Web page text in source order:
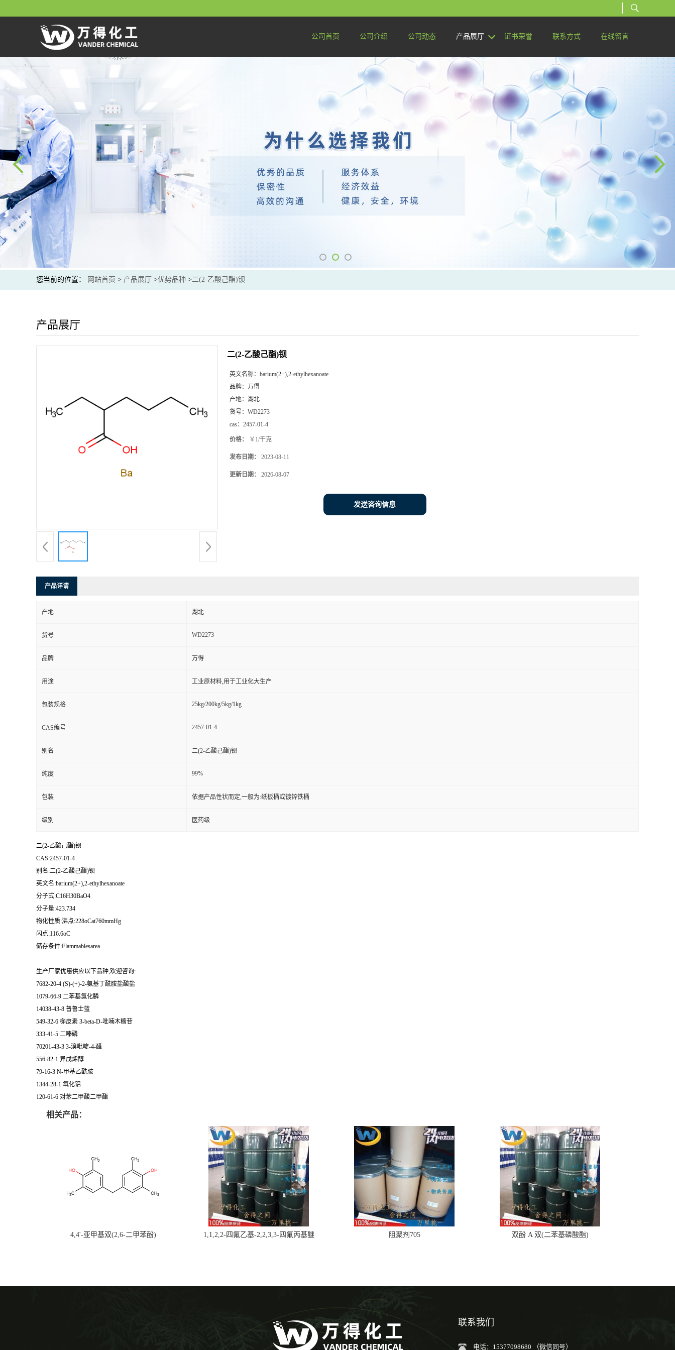
公司首页 公司介绍 公司动态 产品展厅 证书荣誉 联系方式 在线留言
您当前的位置： 网站首页 > 产品展厅 >优势品种 >二(2-乙酸己酯)钡
产品展厅
二(2-乙酸己酯)钡
英文名称： barium(2+),2-ethylhexanoate
品牌： 万得
产地： 湖北
货号： WD2273
cas： 2457-01-4
价格： ￥1/千克
发布日期： 2023-08-11
更新日期： 2026-08-07
发送咨询信息
产品详请
产地 湖北
货号 WD2273
品牌 万得
用途 工业原材料,用于工业化大生产
包装规格 25kg/200kg/5kg/1kg
CAS编号 2457-01-4
别名 二(2-乙酸己酯)钡
纯度 99%
包装 依据产品性状而定,一般为:纸板桶或镀锌铁桶
级别 医药级
二(2-乙酸己酯)钡
CAS:2457-01-4
别名:二(2-乙酸己酯)钡
英文名:barium(2+),2-ethylhexanoate
分子式:C16H30BaO4
分子量:423.734
物化性质:沸点:228oCat760mmHg
闪点:116.6oC
储存条件:Flammablesarea
生产厂家优惠供应以下品种,欢迎咨询:
7682-20-4 (S)-(+)-2-氨基丁酰胺盐酸盐
1079-66-9 二苯基氯化膦
14038-43-8 普鲁士蓝
549-32-6 槲皮素 3-beta-D-吡喃木糖苷
333-41-5 二嗪磷
70201-43-3 3-溴吡啶-4-醛
556-82-1 异戊烯醇
79-16-3 N-甲基乙酰胺
1344-28-1 氧化铝
120-61-6 对苯二甲酸二甲酯
相关产品：
4,4'-亚甲基双(2,6-二甲苯酚) 1,1,2,2-四氟乙基-2,2,3,3-四氟丙基醚 阻聚剂705 双酚 A 双(二苯基磷酸酯)
联系我们
电话：15377098680 （微信同号）